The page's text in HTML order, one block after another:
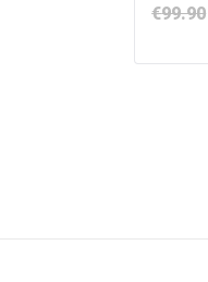
€99.90